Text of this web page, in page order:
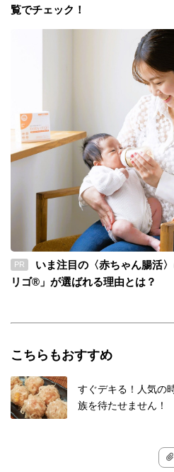
覧でチェック！
PR
いま注目の〈赤ちゃん腸活
リゴ®」が選ばれる理由とは？
こちらもおすすめ
すぐデキる！人気の
族を待たせません！